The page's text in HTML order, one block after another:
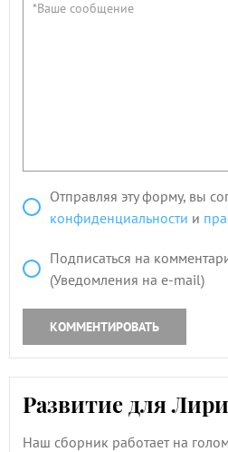
Отправляя эту форму, вы
конфиденциальности и
Подписаться на
(Уведомления на e-mail)
КОММЕНТИРОВАТЬ
Развитие для
Наш сборник работает на